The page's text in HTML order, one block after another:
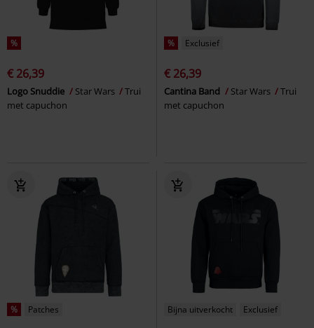
%
€ 26,39
Logo Snuddie Star Wars
Trui
met capuchon
% Exclusief
€ 26,39
Cantina Band Star Wars
Trui
met capuchon
% Patches Bijna uitverkocht Exclusief